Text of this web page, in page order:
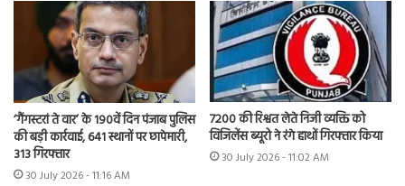
‘गैंगस्टरां ते वार’ के 190वें दिन पंजाब पुलिस
की बड़ी कार्रवाई, 641 स्थानों पर छापेमारी,
313 गिरफ्तार
30 July 2026 - 11:16 AM
7200 की रिश्वत लेते निजी व्यक्ति को
विजिलेंस ब्यूरो ने रंगे हाथों गिरफ्तार किया
30 July 2026 - 11:02 AM